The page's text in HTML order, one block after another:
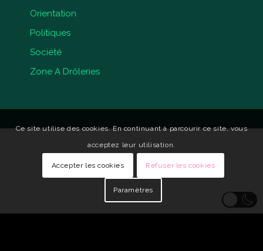
Orientation
Politiques
Société
Zone A Drôleries
Ce site utilise des cookies. En continuant à parcourir ce site, vous
acceptez leur utilisation.
Accepter les cookies Refuser les cookies
Paramètres